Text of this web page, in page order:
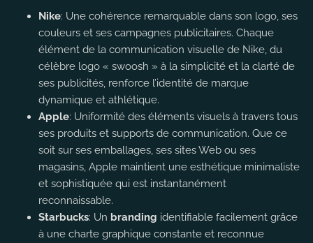
Nike: Une cohérence remarquable dans son logo, ses
couleurs et ses campagnes publicitaires. Chaque
élément de la communication visuelle de Nike, du
célèbre logo « swoosh » à la simplicité et la clarté de
ses publicités, renforce l’identité de marque
dynamique et athlétique.
Apple: Uniformité des éléments visuels à travers tous
ses produits et supports de communication. Que ce
soit sur ses emballages, ses sites Web ou ses
magasins, Apple maintient une esthétique minimaliste
et sophistiquée qui est instantanément
reconnaissable.
Starbucks: Un branding identifiable facilement grâce
à une charte graphique constante et reconnue